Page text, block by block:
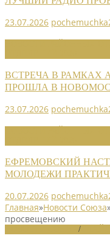
23.07.2026
ВСТРЕЧА В РАМКАХ
ПРОШЛА В
23.07.2026
ЕФРЕМОВСКИЙ
МОЛОДЕЖИ
20.07.2026
Главная»Новости Союза»
просвещению
/